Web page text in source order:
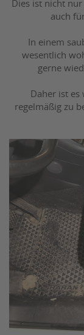
Dies ist nicht
auch
In einem
wesentlich
gerne
Daher ist es
regelmäßig zu